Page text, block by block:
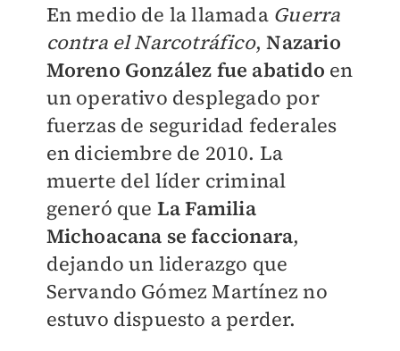
En medio de la llamada Guerra
contra el Narcotráfico,Nazario
Moreno González fue abatido en
un operativo desplegado por
fuerzas de seguridad federales
en diciembre de 2010. La
muerte del líder criminal
generó que La Familia
Michoacana se faccionara,
dejando un liderazgo que
Servando Gómez Martínez no
estuvo dispuesto a perder.